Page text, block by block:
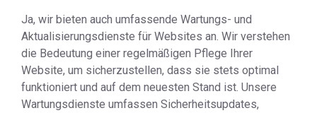
Ja, wir bieten auch umfassende Wartungs- und
Aktualisierungsdienste für Websites an. Wir verstehen
die Bedeutung einer regelmäßigen Pflege Ihrer
Website, um sicherzustellen, dass sie stets optimal
funktioniert und auf dem neuesten Stand ist. Unsere
Wartungsdienste umfassen Sicherheitsupdates,